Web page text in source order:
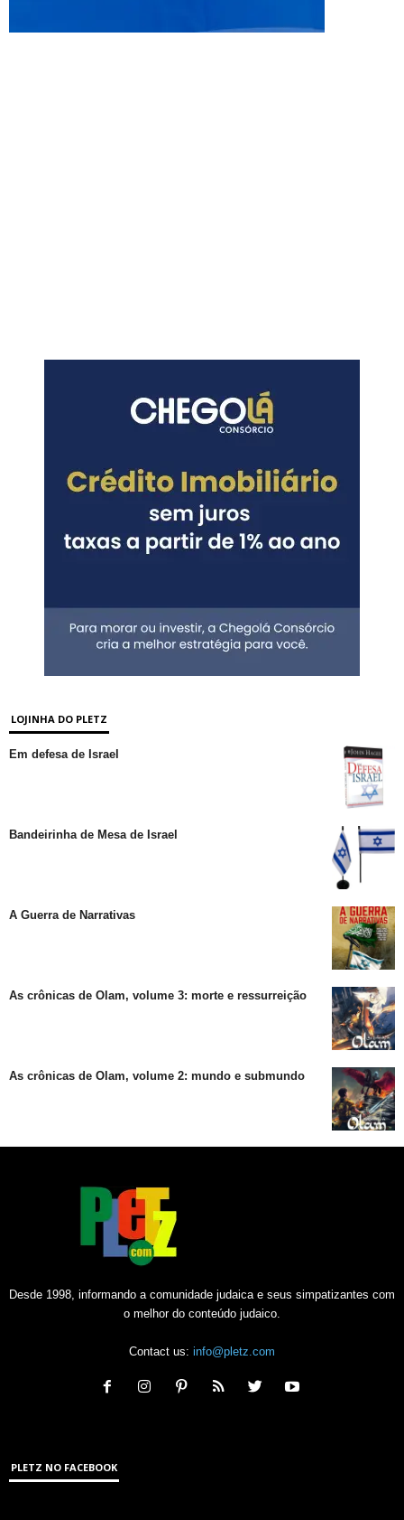
LOJINHA DO PLETZ
Em defesa de Israel
Bandeirinha de Mesa de Israel
A Guerra de Narrativas
As crônicas de Olam, volume 3: morte e ressurreição
As crônicas de Olam, volume 2: mundo e submundo
Desde 1998, informando a comunidade judaica e seus simpatizantes com
o melhor do conteúdo judaico.
Contact us: info@pletz.com
PLETZ NO FACEBOOK